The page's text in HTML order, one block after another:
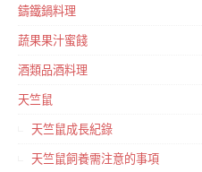
鑄鐵鍋料理
蔬果果汁蜜餞
酒類品酒料理
天竺鼠
天竺鼠成長紀錄
天竺鼠飼養需注意的事項